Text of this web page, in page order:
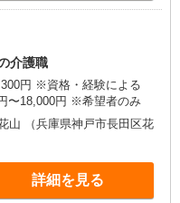
介護職
円 ※資格・経験による
〜18,000円 ※希望者のみ
山 （兵庫県神戸市長田区花
詳細を見る